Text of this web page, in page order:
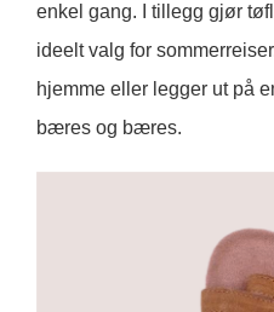
enkel gang. I tillegg gjør
ideelt valg for
hjemme eller legger ut på
bæres og bæres.